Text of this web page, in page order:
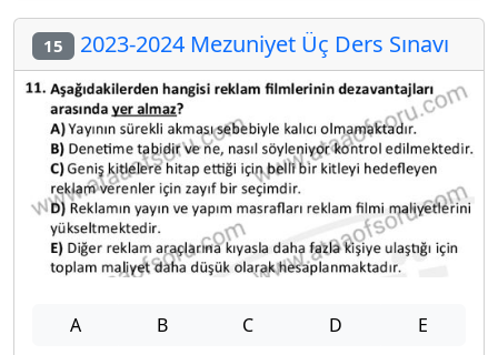
15 2023-2024 Mezuniyet Üç Ders Sınavı
A B C D E